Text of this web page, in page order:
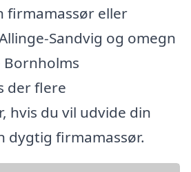
firmamassør eller
Sandvig og omegn
Bornholms
der flere
hvis du vil udvide din
dygtig firmamassør.